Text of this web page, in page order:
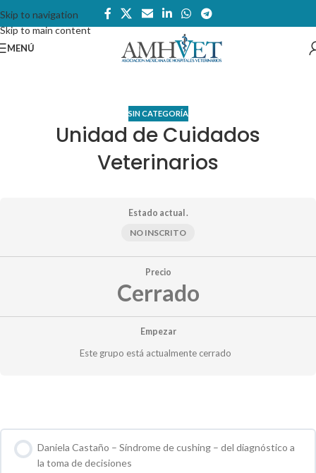
Skip to navigation
Skip to main content
MENÚ
SIN CATEGORÍA
Unidad de Cuidados
Veterinarios
Estado actual .
NO INSCRITO
Precio
Cerrado
Empezar
Este grupo está actualmente cerrado
Daniela Castaño – Síndrome de cushing – del diagnóstico a
la toma de decisiones